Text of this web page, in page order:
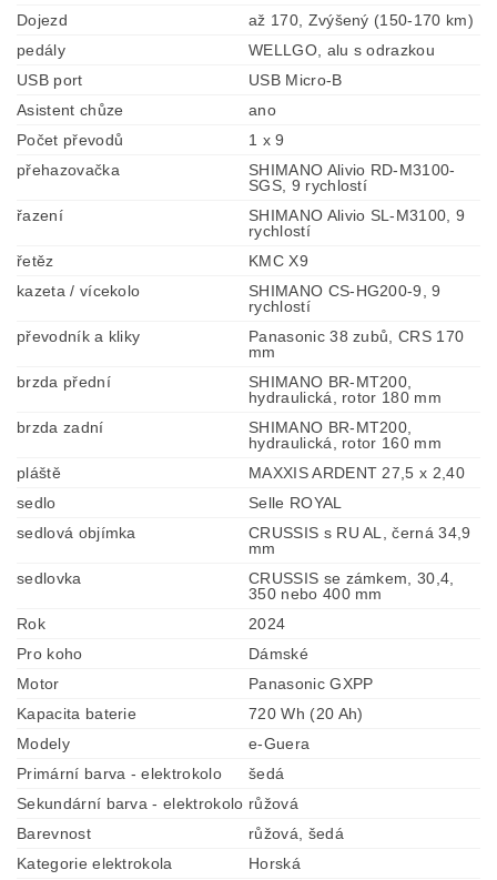
Dojezd
až 170, Zvýšený (150-170 km)
pedály
WELLGO, alu s odrazkou
USB port
USB Micro-B
Asistent chůze
ano
Počet převodů
1 x 9
přehazovačka
SHIMANO Alivio RD-M3100-
SGS, 9 rychlostí
řazení
SHIMANO Alivio SL-M3100, 9
rychlostí
řetěz
KMC X9
kazeta / vícekolo
SHIMANO CS-HG200-9, 9
rychlostí
převodník a kliky
Panasonic 38 zubů, CRS 170
mm
brzda přední
SHIMANO BR-MT200,
hydraulická, rotor 180 mm
brzda zadní
SHIMANO BR-MT200,
hydraulická, rotor 160 mm
pláště
MAXXIS ARDENT 27,5 x 2,40
sedlo
Selle ROYAL
sedlová objímka
CRUSSIS s RU AL, černá 34,9
mm
sedlovka
CRUSSIS se zámkem, 30,4,
350 nebo 400 mm
Rok
2024
Pro koho
Dámské
Motor
Panasonic GXPP
Kapacita baterie
720 Wh (20 Ah)
Modely
e-Guera
Primární barva - elektrokolo
šedá
Sekundární barva - elektrokolo růžová
Barevnost
růžová, šedá
Kategorie elektrokola
Horská